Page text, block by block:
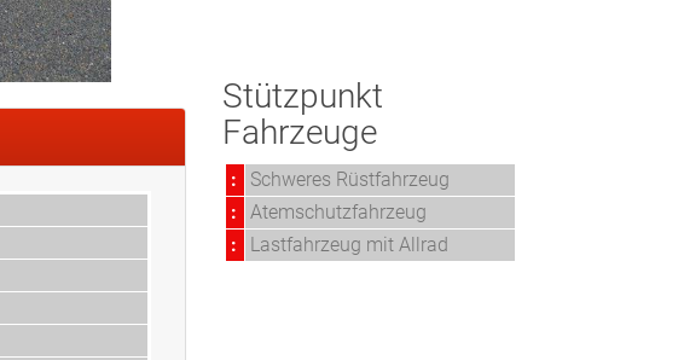
Stützpunkt
Fahrzeuge
:
Schweres Rüstfahrzeug
:
Atemschutzfahrzeug
:
Lastfahrzeug mit Allrad